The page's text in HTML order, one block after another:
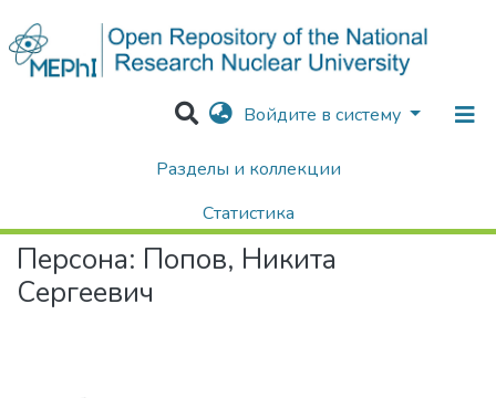
Войдите в систему
Разделы и коллекции
Статистика
Поиск
Авторы Университета
Персона: Попов, Никита
Сергеевич